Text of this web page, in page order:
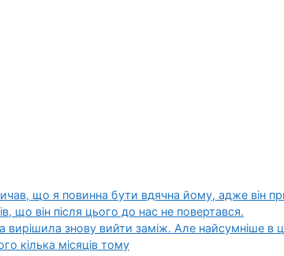
що я повинна бути вдячна йому, адже він
що він після цього до нас не повертався.
знову вийти заміж. Але найсумніше в
кілька місяців тому